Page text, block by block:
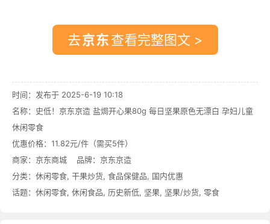
去 查看完整图文 >
时间：发布于 2025-6-19 10:18
名称： 史低！京东京造 盐焗开心果80g 每日坚果原色无漂白 孕妇儿童
休闲零食
优惠价格： 11.82元/件（需买5件）
商家： 京东商城 品牌： 京东京造
分类： 休闲零食, 干果炒货, 食品保健品, 国内优惠
话题： 休闲零食, 休闲食品, 历史新低, 坚果, 坚果/炒货, 零食